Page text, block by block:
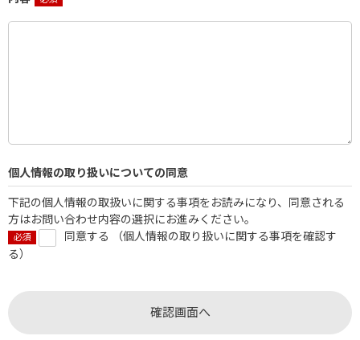
個人情報の取り扱いについての同意
下記の個人情報の取扱いに関する事項をお読みになり、同意される
方はお問い合わせ内容の選択にお進みください。
同意する （個人情報の取り扱いに関する事項を確認す
る）